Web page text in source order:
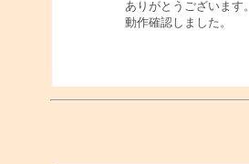
ありがとうございます。
動作確認しました。